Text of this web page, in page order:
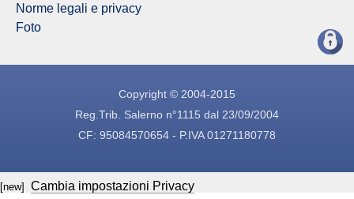
Norme legali e privacy
Foto
Copyright © 2004-2015
Reg.Trib. Salerno n°1115 dal 23/09/2004
CF: 95084570654 - P.IVA 01271180778
[new] Cambia impostazioni Privacy